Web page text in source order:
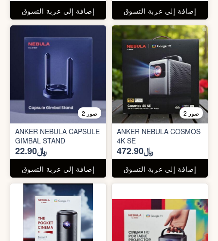
إضافة إلي عربة التسوق إضافة إلي عربة التسوق
2 صور
ANKER NEBULA CAPSULE
GIMBAL STAND
﷼22.90
إضافة إلي عربة التسوق
2 صور
ANKER NEBULA COSMOS
4K SE
﷼472.90
إضافة إلي عربة التسوق